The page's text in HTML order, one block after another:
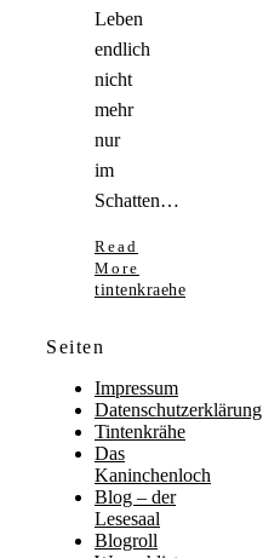
Leben
endlich
nicht
mehr
nur
im
Schatten…
Read
More
tintenkraehe
Seiten
Impressum
Datenschutzerklärung
Tintenkrähe
Das
Kaninchenloch
Blog – der
Lesesaal
Blogroll